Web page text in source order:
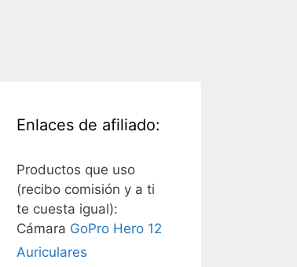
Enlaces de afiliado:
Productos que uso
(recibo comisión y a ti
te cuesta igual):
Cámara GoPro Hero 12
Auriculares